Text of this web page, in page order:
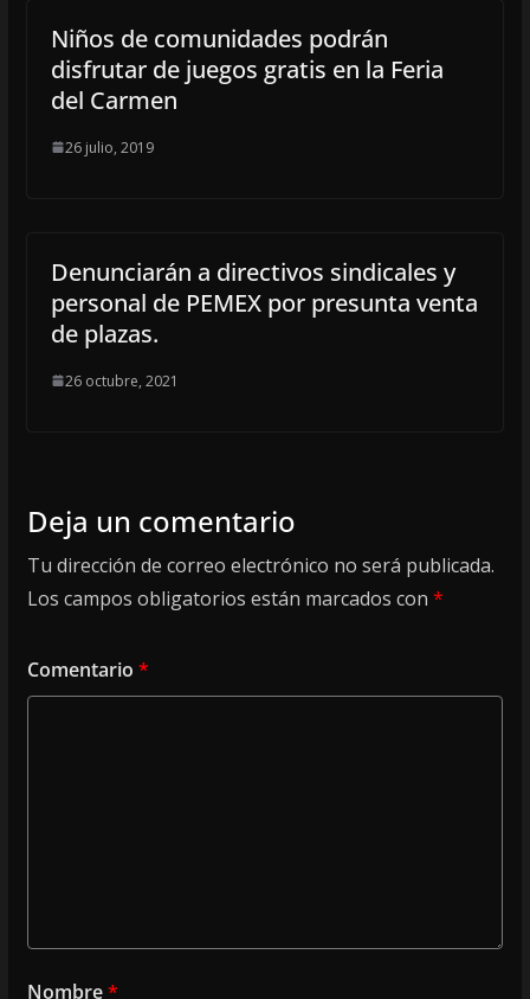
Niños de comunidades podrán
disfrutar de juegos gratis en la Feria
del Carmen
26 julio, 2019
Denunciarán a directivos sindicales y
personal de PEMEX por presunta venta
de plazas.
26 octubre, 2021
Deja un comentario
Tu dirección de correo electrónico no será publicada.
Los campos obligatorios están marcados con *
Comentario *
Nombre*